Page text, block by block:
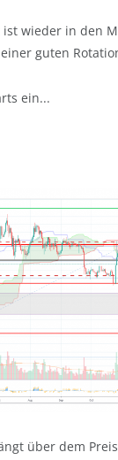
ist wieder in den
guten
ein...
über dem